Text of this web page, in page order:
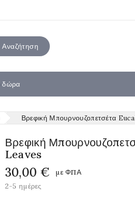
Αναζήτηση
δώρα
Βρεφική Μπουρνουζοπετσέτα
Βρεφική
Leaves
30,00 €
με ΦΠΑ
2-5 ημέρες